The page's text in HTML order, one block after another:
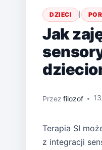
DZIECI
Jak
Przez filozof
Terapia SI
z integracji